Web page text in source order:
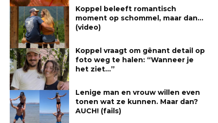
Koppel beleeft romantisch
moment op schommel, maar dan…
(video)
Koppel vraagt om gênant detail op
foto weg te halen: “Wanneer je
het ziet…”
Lenige man en vrouw willen even
tonen wat ze kunnen. Maar dan?
AUCH! (fails)